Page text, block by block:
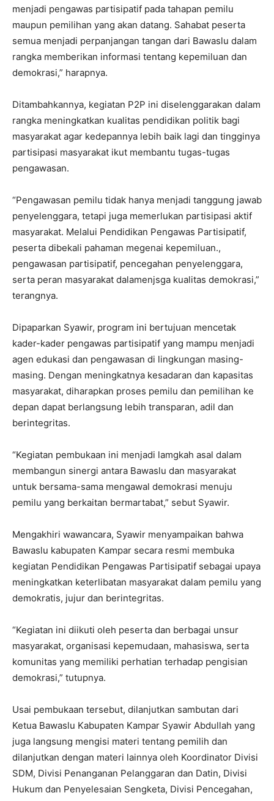
menjadi pengawas partisipatif pada tahapan pemilu
maupun pemilihan yang akan datang. Sahabat peserta
semua menjadi perpanjangan tangan dari Bawaslu dalam
rangka memberikan informasi tentang kepemiluan dan
demokrasi,” harapnya.
Ditambahkannya, kegiatan P2P ini diselenggarakan dalam
rangka meningkatkan kualitas pendidikan politik bagi
masyarakat agar kedepannya lebih baik lagi dan tingginya
partisipasi masyarakat ikut membantu tugas-tugas
pengawasan.
“Pengawasan pemilu tidak hanya menjadi tanggung jawab
penyelenggara, tetapi juga memerlukan partisipasi aktif
masyarakat. Melalui Pendidikan Pengawas Partisipatif,
peserta dibekali pahaman megenai kepemiluan.,
pengawasan partisipatif, pencegahan penyelenggara,
serta peran masyarakat dalamenjsga kualitas demokrasi,”
terangnya.
Dipaparkan Syawir, program ini bertujuan mencetak
kader-kader pengawas partisipatif yang mampu menjadi
agen edukasi dan pengawasan di lingkungan masing-
masing. Dengan meningkatnya kesadaran dan kapasitas
masyarakat, diharapkan proses pemilu dan pemilihan ke
depan dapat berlangsung lebih transparan, adil dan
berintegritas.
“Kegiatan pembukaan ini menjadi lamgkah asal dalam
membangun sinergi antara Bawaslu dan masyarakat
untuk bersama-sama mengawal demokrasi menuju
pemilu yang berkaitan bermartabat,” sebut Syawir.
Mengakhiri wawancara, Syawir menyampaikan bahwa
Bawaslu kabupaten Kampar secara resmi membuka
kegiatan Pendidikan Pengawas Partisipatif sebagai upaya
meningkatkan keterlibatan masyarakat dalam pemilu yang
demokratis, jujur dan berintegritas.
“Kegiatan ini diikuti oleh peserta dan berbagai unsur
masyarakat, organisasi kepemudaan, mahasiswa, serta
komunitas yang memiliki perhatian terhadap pengisian
demokrasi,” tutupnya.
Usai pembukaan tersebut, dilanjutkan sambutan dari
Ketua Bawaslu Kabupaten Kampar Syawir Abdullah yang
juga langsung mengisi materi tentang pemilih dan
dilanjutkan dengan materi lainnya oleh Koordinator Divisi
SDM, Divisi Penanganan Pelanggaran dan Datin, Divisi
Hukum dan Penyelesaian Sengketa, Divisi Pencegahan,